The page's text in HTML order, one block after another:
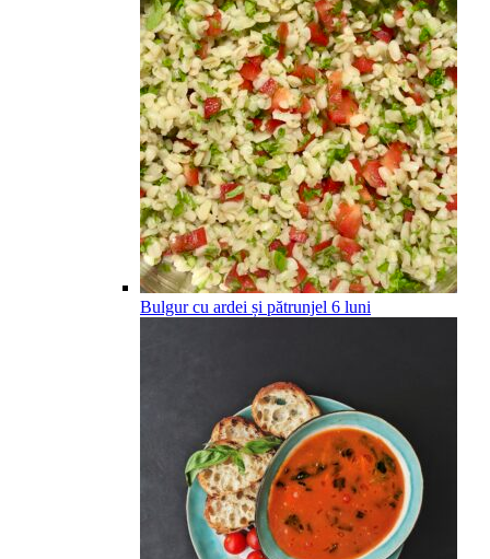
Bulgur cu ardei și pătrunjel 6 luni